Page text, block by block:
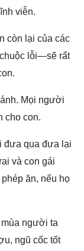
viễn.
còn lại của các
chuộc lỗi—sẽ rất
Mọi người
cho con.
đưa qua đưa lại
và con gái
ăn, nếu họ
mùa người ta
ngũ cốc tốt